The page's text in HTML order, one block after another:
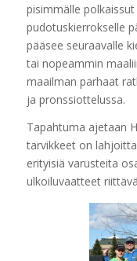
pisimmälle
pudotuskierrokselle
pääsee seuraavalle
tai nopeammin
maailman parhaat
ja pronssiottelussa.
Tapahtuma ajetaan
tarvikkeet on
erityisiä varusteita
ulkoiluvaatteet